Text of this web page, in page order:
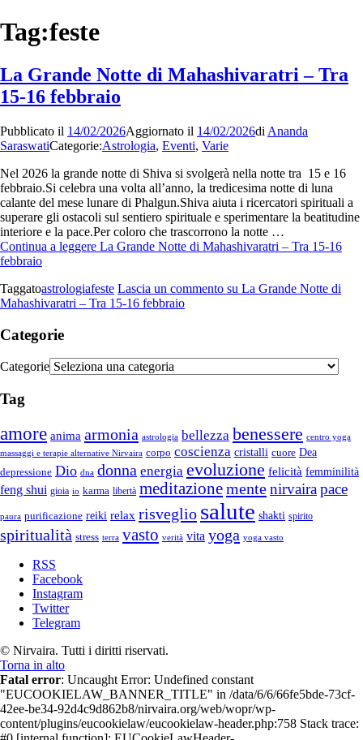
Tag:feste
La Grande Notte di Mahashivaratri – Tra
15-16 febbraio
Pubblicato il 14/02/2026Aggiornato il 14/02/2026di Ananda
SaraswatiCategorie:Astrologia, Eventi, Varie
Nel 2026 la grande notte di Shiva si svolgerà nella notte tra 15 e 16
febbraio.Si celebra una volta all’anno, la tredicesima notte di luna
calante del mese lunare di Phalgun.Shiva aiuta i ricercatori spirituali a
superare gli ostacoli sul sentiero spirituale e sperimentare la beatitudine
interiore e la pace.Per coloro che trascorrono la notte …
Continua a leggere La Grande Notte di Mahashivaratri – Tra 15-16
febbraio
Taggatoastrologiafeste Lascia un commento su La Grande Notte di
Mahashivaratri – Tra 15-16 febbraio
Categorie
Categorie
Tag
amore anima armonia astrologia bellezza benessere centro yoga
massaggi e terapie alternative Nirvaira corpo coscienza cristalli cuore Dea
depressione Dio dna donna energia evoluzione felicità femminilità
feng shui gioia io karma libertà meditazionementenirvairapace
paura purificazione reiki relax risveglio salute shakti spirito
spiritualità stress terra vasto verità vita yoga yoga vasto
RSS
Facebook
Instagram
Twitter
Telegram
© Nirvaira. Tutti i diritti riservati.
Torna in alto
Fatal error: Uncaught Error: Undefined constant
"EUCOOKIELAW_BANNER_TITLE" in /data/6/6/66fe5bde-73cf-
42ee-be34-92d4c9d862b8/nirvaira.org/web/wopr/wp-
content/plugins/eucookielaw/eucookielaw-header.php:758 Stack trace: